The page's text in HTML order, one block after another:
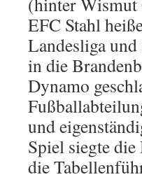
EFC Stahl
Landesliga
in die
Dynamo
und
Spiel siegte
die